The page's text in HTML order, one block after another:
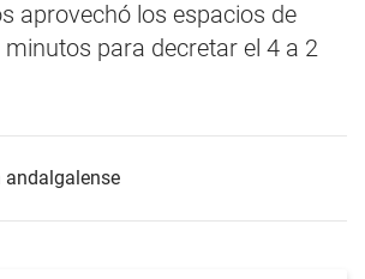
aprovechó los espacios de
para decretar el 4 a 2
andalgalense